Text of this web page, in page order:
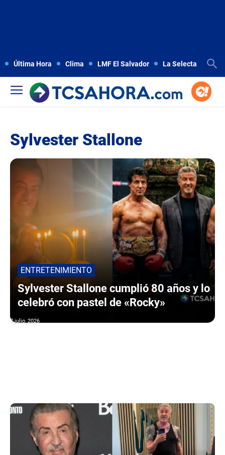
Última Hora Clima LMF El Salvador La Selecta
Sylvester Stallone
ENTRETENIMIENTO
Sylvester Stallone cumplió 80 años y lo
celebró con pastel de «Rocky»
7 julio, 2026